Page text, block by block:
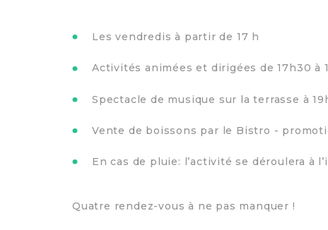
Les vendredis à partir de 17 h
Activités animées et dirigées de 17h30 à
Spectacle de musique sur la terrasse à
Vente de boissons par le Bistro -
En cas de pluie: l’activité se déroulera à
Quatre rendez-vous à ne pas manquer !